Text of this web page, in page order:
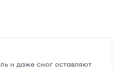
и даже смог оставляют